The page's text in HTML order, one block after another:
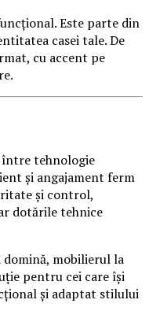
Este parte din
casei tale. De
cu accent pe
tehnologie
și angajament ferm
și control,
dotările tehnice
mobilierul la
pentru cei care își
și adaptat stilului